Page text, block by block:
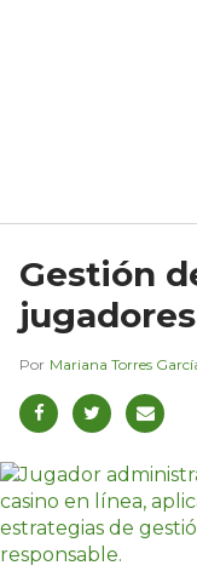
Gestión
Mariana Torres